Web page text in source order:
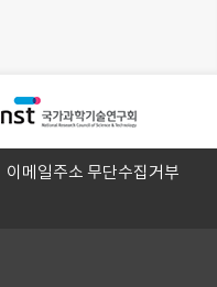
이메일주소 무단수집거부